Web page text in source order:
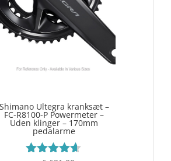
Shimano Ultegra kranksæt –
FC-R8100-P Powermeter –
Uden klinger – 170mm
pedalarme